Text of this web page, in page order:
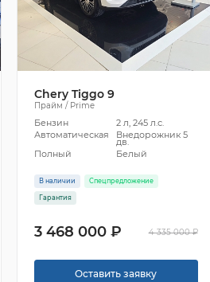
Chery Tiggo 9
Прайм / Prime
Бензин
2 л, 245 л.с.
Автоматическая
Внедорожник 5
дв.
Полный
Белый
В наличии Спецпредложение
Гарантия
3 468 000 ₽ 4 335 000 ₽
Оставить заявку